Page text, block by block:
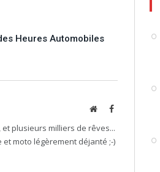
Heures Automobiles
WebsiteFacebook
plusieurs milliers de rêves...
moto légèrement déjanté ;-)